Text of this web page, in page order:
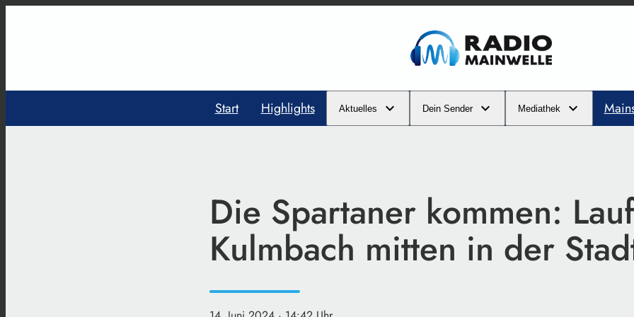
Start Highlights Aktuelles Dein Sender Mediathek
Die Spartaner kommen:
Kulmbach mitten in der